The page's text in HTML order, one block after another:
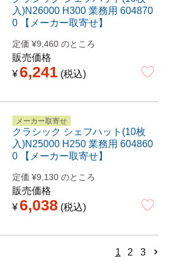
入)N26000 H300 業務用 604870
0 【メーカー取寄せ】
定価 ¥9,460 のところ
販売価格
¥ 6,241 税込
メーカー取寄せ
クラシック シェフハット(10枚
入)N25000 H250 業務用 604860
0 【メーカー取寄せ】
定価 ¥9,130 のところ
販売価格
¥ 6,038 税込
1 2 3